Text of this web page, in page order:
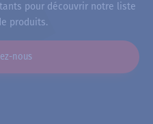
pour découvrir notre liste
produits.
nous